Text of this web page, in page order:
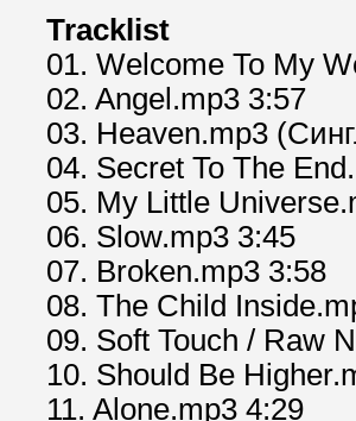
Tracklist
01. Welcome To My
02. Angel.mp3 3:57
03. Heaven.mp3
04. Secret To The
05. My Little
06. Slow.mp3 3:45
07. Broken.mp3 3:58
08. The Child
09. Soft Touch / Raw
10. Should Be
11. Alone.mp3 4:29